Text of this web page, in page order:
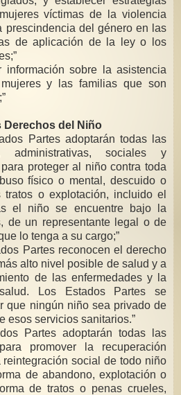
víctimas de la violencia
prescindencia del género en las
de aplicación de la ley o los
información sobre la asistencia
y las familias que son
del Niño
Partes adoptarán todas las
administrativas, sociales y
proteger al niño contra toda
físico o mental, descuido o
tratos o explotación, incluido el
el niño se encuentre bajo la
de un representante legal o de
lo tenga a su cargo;”
Partes reconocen el derecho
alto nivel posible de salud y a
de las enfermedades y la
Los Estados Partes se
que ningún niño sea privado de
esos servicios sanitarios.”
Partes adoptarán todas las
promover la recuperación
social de todo niño
de abandono, explotación o
de tratos o penas crueles,